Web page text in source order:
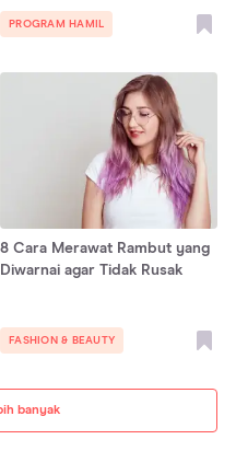
banyak
PROGRAM HAMIL
8 Cara Merawat Rambut yang
Diwarnai agar Tidak Rusak
FASHION & BEAUTY